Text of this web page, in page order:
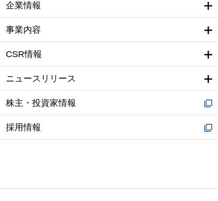
企業情報
事業内容
CSR情報
ニュースリリース
株主・投資家情報
採用情報